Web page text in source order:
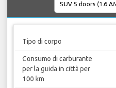
Tipo di corpo
Consumo di carburante
per la guida in città per
100 km